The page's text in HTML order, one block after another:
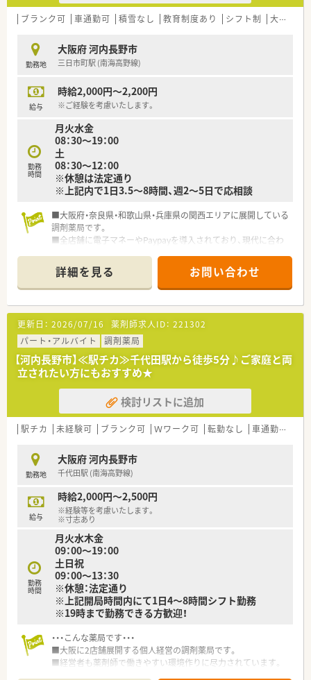
ブランク可 車通勤可 積雪なし 教育制度あり シフト制 大手チェーン以外
勤務地
大阪府 河内長野市
三日市町駅 (南海高野線)
給与
時給2,000円～2,200円
※ご経験を考慮いたします。
勤務
時間
月火水金
08：30～19：00
土
08：30～12：00
※休憩は法定通り
※上記内で1日3.5～8時間、週2～5日で応相談
■大阪府・奈良県・和歌山県・兵庫県の関西エリアに展開している
調剤薬局です。
■全店舗に電子マネーやPaypayを導入されており、現代に合わ
■医療機関などとの連携を強め、安心・信頼を得られ続ける薬局
を目指していらっしゃいます。
詳細を見る お問い合わせ
更新日： 2026/07/16 薬剤師求人ID： 221302
パート・アルバイト
調剤薬局
【河内長野市】≪駅チカ≫千代田駅から徒歩5分♪ご家庭と両
立されたい方にもおすすめ★
検討リストに追加
駅チカ 未経験可 ブランク可 Ｗワーク可 転勤なし 車通勤可
勤務地
大阪府 河内長野市
千代田駅 (南海高野線)
給与
時給2,000円～2,500円
※経験等を考慮いたします。
※寸志あり
勤務
時間
月火水木金
09：00～19：00
土日祝
09：00～13：30
※休憩：法定通り
※上記開局時間内にて1日4～8時間シフト勤務
※19時まで勤務できる方歓迎！
・・・こんな薬局です・・・
■大阪に2店舗展開する個人経営の調剤薬局です。
■経営者も薬剤師で働きやすい環境作りに尽力されています。